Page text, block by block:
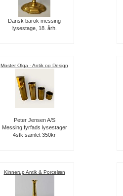
Dansk barok messing
lysestage, 18. årh.
Moster Olga - Antik og Design
Peter Jensen A/S
Messing fyrfads lysestager
4stk samlet 350kr
Kinnerup Antik & Porcelæn